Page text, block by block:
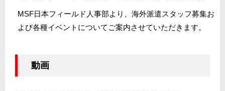
MSF日本フィールド人事部より、海外派遣スタッフ募集お
よび各種イベントについてご案内させていただきます。
動画